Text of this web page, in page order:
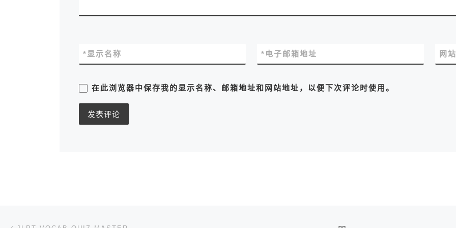
显示名称
* 电子邮箱地址
* 网
在此浏览器中保存我的显示名称、邮箱地址和网站地址，以便下次评论时使用。
文章导航